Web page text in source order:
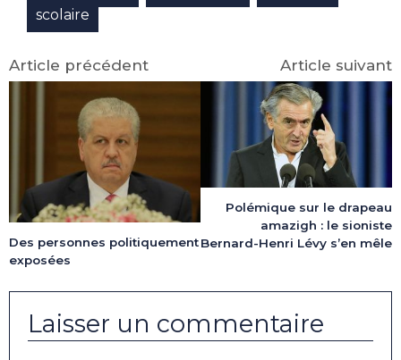
scolaire
Article précédent
Des personnes politiquement
exposées
Article suivant
Polémique sur le drapeau
amazigh : le sioniste
Bernard-Henri Lévy s’en mêle
Laisser un commentaire